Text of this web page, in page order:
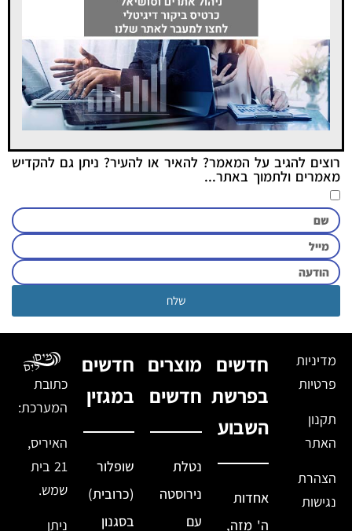
רוצים להגיב על המאמר? להאיר או להעיר? ניתן גם להקדיש
מאמרים ולתמוך באתר...
שלח
מדיניות
פרטיות
תקנון
האתר
הצהרת
נגישות
חדשים
בפרשת
השבוע
אחדות
ה' מזה,
מוצרים
חדשים
נטלת
נירוסטה
עם
חדשים
במגזין
שופלור
(כרובית)
בסגנון
כתובת
המערכת:
האיריס,
21 בית
שמש.
ניתן